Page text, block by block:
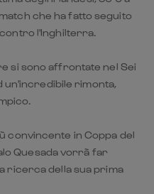
un'incredibile rimonta,
convincente in Coppa del
Quesada vorrà far
ricerca della sua prima
in Italia su Sky